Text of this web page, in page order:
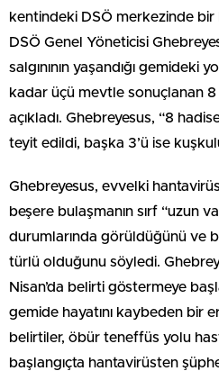
kentindeki DSÖ merkezinde bir
DSÖ Genel Yöneticisi
salgınının yaşandığı gemideki
kadar üçü mevtle sonuçlanan
açıkladı. Ghebreyesus, “8
teyit edildi, başka 3’ü ise
Ghebreyesus, evvelki
beşere bulaşmanın sırf “uzun
durumlarında görüldüğünü ve
türlü olduğunu söyledi.
Nisan’da belirti göstermeye
gemide hayatını kaybeden bir
belirtiler, öbür teneffüs yolu
başlangıçta hantavirüsten